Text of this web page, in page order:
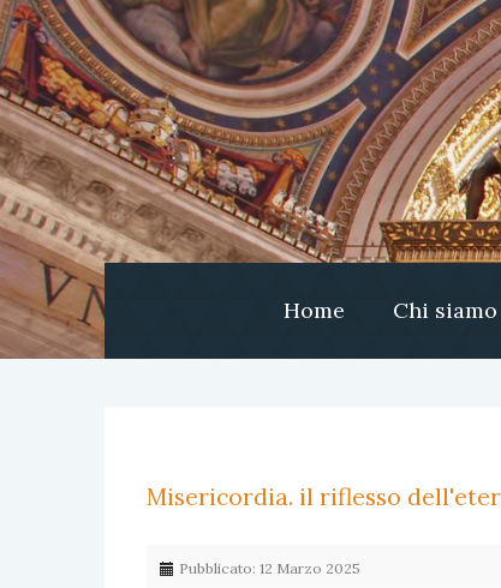
Home Chi siamo
Misericordia. il riflesso
Pubblicato: 12 Marzo 2025